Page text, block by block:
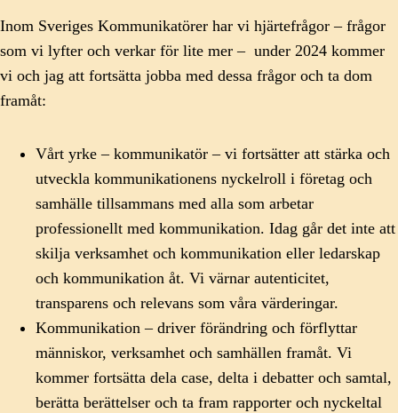
Inom Sveriges Kommunikatörer har vi hjärtefrågor – frågor
som vi lyfter och verkar för lite mer – under 2024 kommer
vi och jag att fortsätta jobba med dessa frågor och ta dom
framåt:
Vårt yrke – kommunikatör – vi fortsätter att stärka och
utveckla kommunikationens nyckelroll i företag och
samhälle tillsammans med alla som arbetar
professionellt med kommunikation. Idag går det inte att
skilja verksamhet och kommunikation eller ledarskap
och kommunikation åt. Vi värnar autenticitet,
transparens och relevans som våra värderingar.
Kommunikation – driver förändring och förflyttar
människor, verksamhet och samhällen framåt. Vi
kommer fortsätta dela case, delta i debatter och samtal,
berätta berättelser och ta fram rapporter och nyckeltal